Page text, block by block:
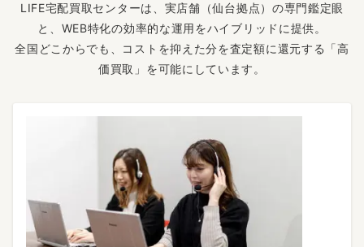
LIFE宅配買取センターは、実店舗（仙台拠点）の専門鑑定眼
と、WEB特化の効率的な運用をハイブリッドに提供。
全国どこからでも、コストを抑えた分を査定額に還元する「高
価買取」を可能にしています。